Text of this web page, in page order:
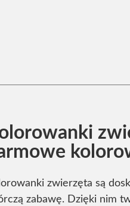
zwierzęta są
zabawę. Dzięki nim